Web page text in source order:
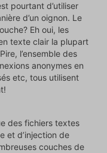
pourtant d’utiliser
d’un oignon. Le
Eh oui, les
texte clair la plupart
l’ensemble des
anonymes en
etc, tous utilisent
des fichiers textes
et d’injection de
couches de